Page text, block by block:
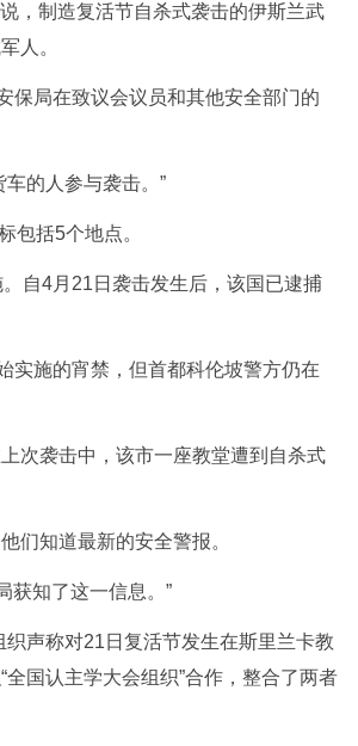
制造复活节自杀式袭击的伊斯兰武
人。
局在致议会议员和其他安全部门的
的人参与袭击。”
括5个地点。
自4月21日袭击发生后，该国已逮捕
施的宵禁，但首都科伦坡警方仍在
袭击中，该市一座教堂遭到自杀式
知道最新的安全警报。
知了这一信息。”
声称对21日复活节发生在斯里兰卡教
国认主学大会组织”合作，整合了两者